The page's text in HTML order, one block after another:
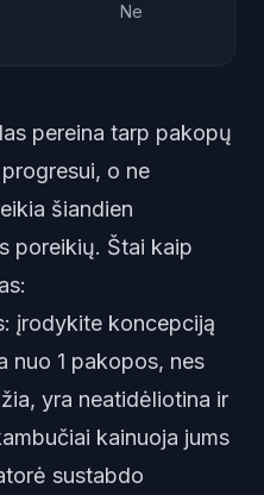
Ne
pereina tarp pakopų
o ne
šiandien
poreikių. Štai kaip
įrodykite koncepciją
nuo 1 pakopos, nes
yra neatidėliotina ir
kainuoja jums
sustabdo